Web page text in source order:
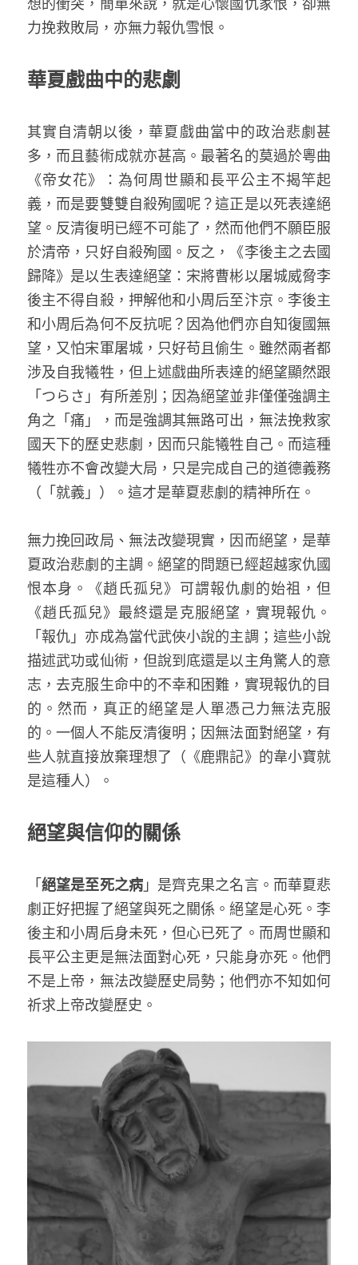
想的衝突，簡單來說，就是心懷國仇家恨，卻無
力挽救敗局，亦無力報仇雪恨。
華夏戲曲中的悲劇
其實自清朝以後，華夏戲曲當中的政治悲劇甚
多，而且藝術成就亦甚高。最著名的莫過於粵曲
《帝女花》：為何周世顯和長平公主不揭竿起
義，而是要雙雙自殺殉國呢？這正是以死表達絕
望。反清復明已經不可能了，然而他們不願臣服
於清帝，只好自殺殉國。反之，《李後主之去國
歸降》是以生表達絕望：宋將曹彬以屠城威脅李
後主不得自殺，押解他和小周后至汴京。李後主
和小周后為何不反抗呢？因為他們亦自知復國無
望，又怕宋軍屠城，只好苟且偷生。雖然兩者都
涉及自我犧牲，但上述戲曲所表達的絕望顯然跟
「つらさ」有所差別；因為絕望並非僅僅強調主
角之「痛」，而是強調其無路可出，無法挽救家
國天下的歷史悲劇，因而只能犧牲自己。而這種
犧牲亦不會改變大局，只是完成自己的道德義務
（「就義」）。這才是華夏悲劇的精神所在。
無力挽回政局、無法改變現實，因而絕望，是華
夏政治悲劇的主調。絕望的問題已經超越家仇國
恨本身。《趙氏孤兒》可謂報仇劇的始祖，但
《趙氏孤兒》最終還是克服絕望，實現報仇。
「報仇」亦成為當代武俠小說的主調；這些小說
描述武功或仙術，但說到底還是以主角驚人的意
志，去克服生命中的不幸和困難，實現報仇的目
的。然而，真正的絕望是人單憑己力無法克服
的。一個人不能反清復明；因無法面對絕望，有
些人就直接放棄理想了（《鹿鼎記》的韋小寶就
是這種人）。
絕望與信仰的關係
「絕望是至死之病」是齊克果之名言。而華夏悲
劇正好把握了絕望與死之關係。絕望是心死。李
後主和小周后身未死，但心已死了。而周世顯和
長平公主更是無法面對心死，只能身亦死。他們
不是上帝，無法改變歷史局勢；他們亦不知如何
祈求上帝改變歷史。